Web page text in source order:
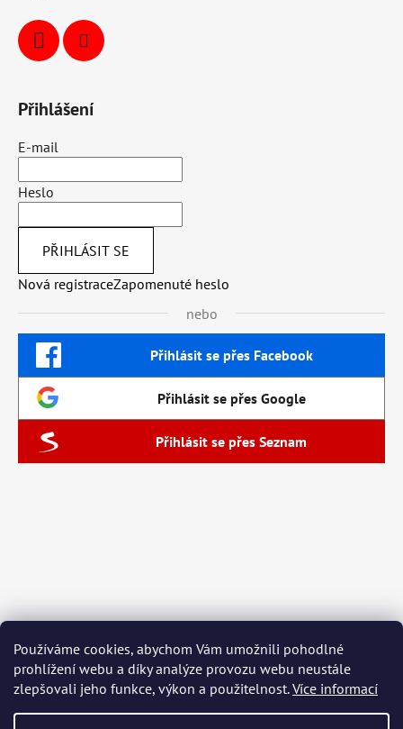
Používáme cookies, abychom Vám umožnili pohodlné
prohlížení webu a díky analýze provozu webu neustále
zlepšovali jeho funkce, výkon a použitelnost.Více informací
Přihlášení
E-mail
Heslo
PŘIHLÁSIT SE
Nová registraceZapomenuté heslo
nebo
Přihlásit se přes Facebook
Přihlásit se přes Google
Přihlásit se přes Seznam